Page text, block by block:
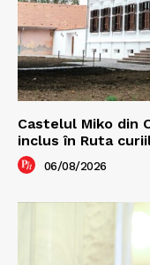
Castelul Miko din
inclus în Ruta
06/08/2026